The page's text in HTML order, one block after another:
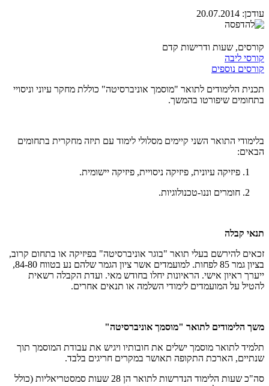
עודכן: 20.07.2014
קורסים, שעות ודרישות קדם
קורסי ליבה
קורסים נוספים
תכנית הלימודים לתואר "מוסמך אוניברסיטה" כוללת מחקר עיוני וניסויי
בתחומים שיפורטו בהמשך.
בלימודי התואר השני קיימים מסלולי לימוד עם תיזה מחקרית בתחומים
הבאים:
פיזיקה עיונית, פיזיקה ניסויית, פיזיקה יישומית.
חומרים וננו-טכנולוגיות.
תנאי קבלה
זכאים להירשם בעלי תואר "בוגר אוניברסיטה" בפיזיקה או בתחום קרוב,
בציון גמר 85 לפחות. למועמדים אשר ציון הגמר שלהם נע בטווח 84-80,
ייערך ראיון אישי. הראיונות יחלו בחודש מאי. ועדת הקבלה רשאית
להטיל על המועמדים לימודי השלמה או תנאים אחרים.
משך הלימודים לתואר "מוסמך אוניברסיטה"
תלמיד לתואר מוסמך ישלים את חובותיו ויגיש את עבודת המוסמך תוך
שנתיים, הארכת התקופה תאושר במקרים חריגים בלבד.
סה"כ שעות הלימוד הנדרשות לתואר הן 28 שעות סמסטריאליות (כולל